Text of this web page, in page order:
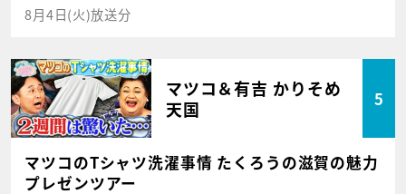
8月4日(火)放送分
マツコ＆有吉 かりそめ
天国
5
マツコのTシャツ洗濯事情 たくろうの滋賀の魅力
プレゼンツアー